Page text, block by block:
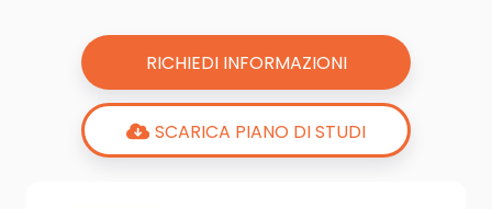
RICHIEDI INFORMAZIONI
SCARICA PIANO DI STUDI